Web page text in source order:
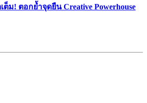
ม! ตอกย้ำจุดยืน Creative Powerhouse